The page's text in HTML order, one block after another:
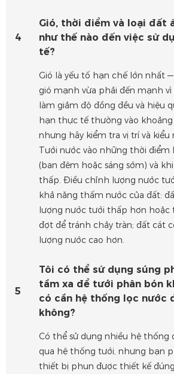
4
Gió, thời điểm và loại đất
như thế nào đến việc sử
tế?
Gió là yếu tố hạn chế lớn nhất
gió mạnh vừa phải đến mạnh vì
làm giảm độ đồng đều và hiệu
hạn thực tế thường vào khoảng
nhưng hãy kiểm tra vị trí và kiểu
Tưới nước vào những thời điểm
(ban đêm hoặc sáng sớm) và
thấp. Điều chỉnh lượng nước
khả năng thấm nước của đất:
lượng nước tưới thấp hơn hoặc
đợt để tránh chảy tràn; đất cát
lượng nước cao hơn.
5
Tôi có thể sử dụng súng
tầm xa để tưới phân bón
có cần hệ thống lọc nước
không?
Có thể sử dụng nhiều hệ thống
qua hệ thống tưới, nhưng bạn
thiết bị phun được thiết kế